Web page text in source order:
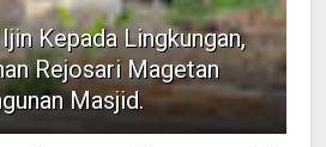
Kepada Lingkungan,
Rejosari Magetan
Masjid.